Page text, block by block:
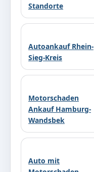
Standorte
Autoankauf Rhein-
Sieg-Kreis
Motorschaden
Ankauf Hamburg-
Wandsbek
Auto mit